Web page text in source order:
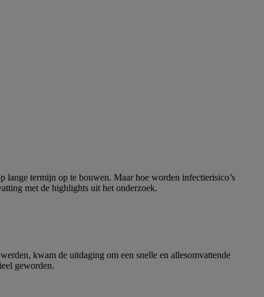
lange termijn op te bouwen. Maar hoe worden infectierisico’s
met de highlights uit het onderzoek.
kwam de uitdaging om een snelle en allesomvattende
geworden.